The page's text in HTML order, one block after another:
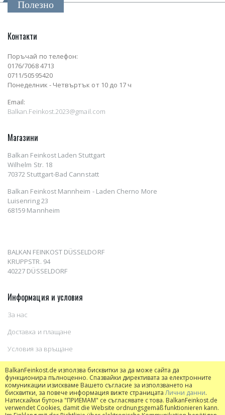
Полезно
Контакти
Поръчай по телефон:
0176/7068 4713
0711/50595420
Понеделник - Четвъртък от 10 до 17 ч
Email:
Balkan.Feinkost.2023@gmail.com
Магазини
Balkan Feinkost Laden Stuttgart
Wilhelm Str. 18
70372 Stuttgart-Bad Cannstatt
Balkan Feinkost Mannheim - Laden Cherno More
Luisenring 23
68159 Mannheim
BALKAN FEINKOST DÜSSELDORF
KRUPPSTR. 94
40227 DÜSSELDORF
Информация и условия
За нас
Доставка и плащане
Условия за връщане
Общи условия
Информация относно бисквитки
BalkanFeinkost.de използва бисквитки за да може сайта да
функционира пълноценно. Спазвайки директивата за електронните
комуникации изискваме Вашето съгласие за използването на
бисквитки, за повече информация вижте страницатаЛични данни.
Натискайки бутона "ПРИЕМАМ" се съгласявате с това. BalkanFeinkost.de
verwendet Cookies, damit die Website ordnungsgemäß funktionieren kann.